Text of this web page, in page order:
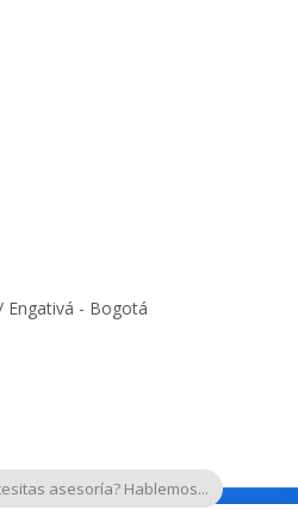
Engativá - Bogotá
asesoría? Hablemos...